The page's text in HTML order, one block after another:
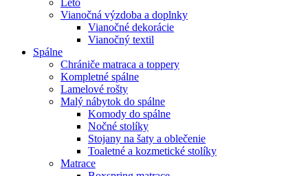
Vianočná výzdoba a doplnky
Vianočné dekorácie
Vianočný textil
Spálne
Chrániče matraca a toppery
Kompletné spálne
Lamelové rošty
Malý nábytok do spálne
Komody do spálne
Nočné stolíky
Stojany na šaty a oblečenie
Toaletné a kozmetické stolíky
Matrace